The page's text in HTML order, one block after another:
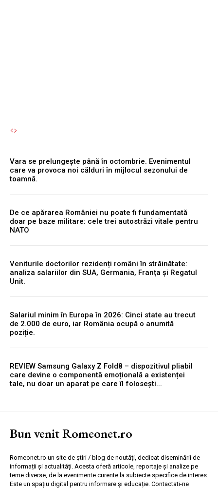
Vara se prelungește până în octombrie. Evenimentul
care va provoca noi călduri în mijlocul sezonului de
toamnă.
De ce apărarea României nu poate fi fundamentată
doar pe baze militare: cele trei autostrăzi vitale pentru
NATO
Veniturile doctorilor rezidenți români în străinătate:
analiza salariilor din SUA, Germania, Franța și Regatul
Unit.
Salariul minim în Europa în 2026: Cinci state au trecut
de 2.000 de euro, iar România ocupă o anumită
poziție.
REVIEW Samsung Galaxy Z Fold8 – dispozitivul pliabil
care devine o componentă emoțională a existenței
tale, nu doar un aparat pe care îl folosești...
Bun venit Romeonet.ro
Romeonet.ro un site de știri / blog de noutăți, dedicat diseminării de
informații și actualități. Acesta oferă articole, reportaje și analize pe
teme diverse, de la evenimente curente la subiecte specifice de interes.
Este un spațiu digital pentru informare și educație. Contactati-ne